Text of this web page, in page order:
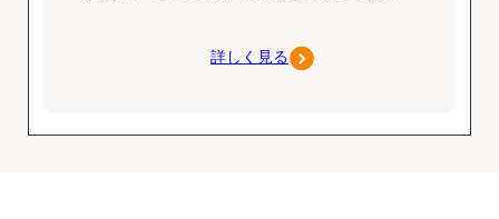
詳しく見る